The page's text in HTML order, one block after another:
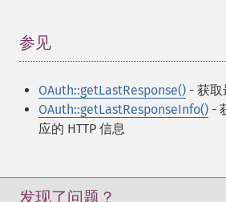
参见
OAuth::getLastResponse() - 获
OAuth::getLastResponseInfo() -
应的 HTTP 信息
发现了问题？